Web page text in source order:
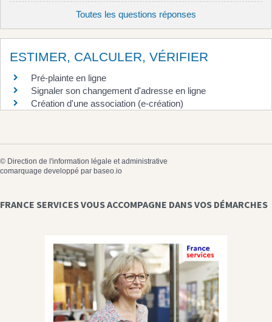
Toutes les questions réponses
ESTIMER, CALCULER, VÉRIFIER
Pré-plainte en ligne
Signaler son changement d'adresse en ligne
Création d'une association (e-création)
© Direction de l'information légale et administrative
comarquage developpé par baseo.io
FRANCE SERVICES VOUS ACCOMPAGNE DANS VOS DÉMARCHES